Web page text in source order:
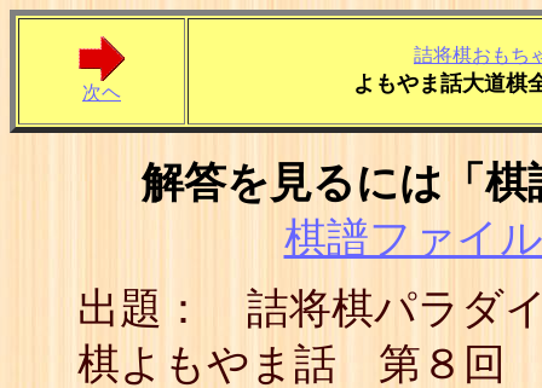
次ヘ
詰将棋おもち
よもやま話大道
解答を見るには「
棋譜ファイ
出題： 詰将棋パラダ
棋よもやま話 第８回